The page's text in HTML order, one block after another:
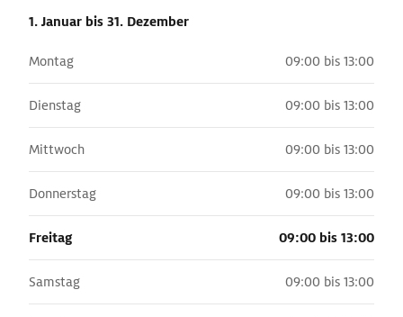
1. Januar bis 31. Dezember
Montag 09:00 bis 13:00
Dienstag 09:00 bis 13:00
Mittwoch 09:00 bis 13:00
Donnerstag 09:00 bis 13:00
Freitag 09:00 bis 13:00
Samstag 09:00 bis 13:00